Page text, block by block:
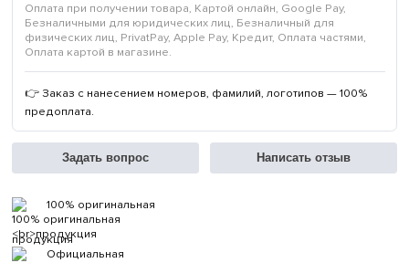
Оплата при получении товара, Картой онлайн, Google Pay,
Безналичными для юридических лиц, Безналичный для
физических лиц, PrivatPay, Apple Pay, Кредит, Оплата частями,
Оплата картой в магазине.
👉 Заказ с нанесением номеров, фамилий, логотипов — 100%
предоплата.
Задать вопрос Написать отзыв
100% оригинальная
продукция
Официальная